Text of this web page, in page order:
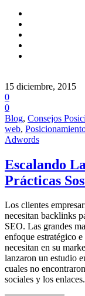
15 diciembre, 2015
0
0
Blog, Consejos
web,
Adwords
Escalando
Prácticas
Los clientes
necesitan backlinks
SEO. Las grandes
enfoque estratégico
necesitan en su
lanzaron un estudio
cuales no
sociales y los